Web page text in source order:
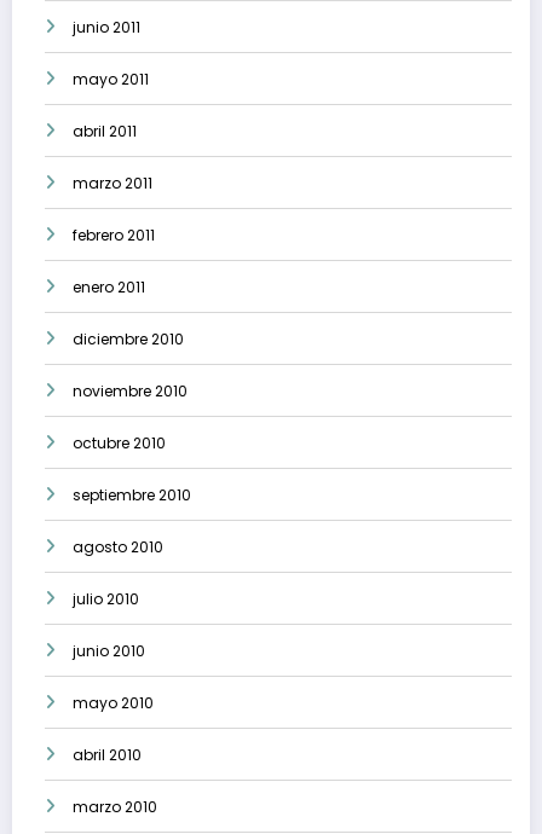
junio 2011
mayo 2011
abril 2011
marzo 2011
febrero 2011
enero 2011
diciembre 2010
noviembre 2010
octubre 2010
septiembre 2010
agosto 2010
julio 2010
junio 2010
mayo 2010
abril 2010
marzo 2010